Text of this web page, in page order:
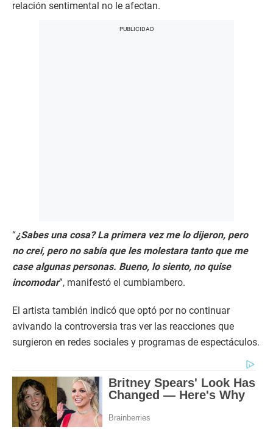
relación sentimental no le afectan.
“¿Sabes una cosa? La primera vez me lo dijeron, pero
no creí, pero no sabía que les molestara tanto que me
case algunas personas. Bueno, lo siento, no quise
incomodar”, manifestó el cumbiambero.
El artista también indicó que optó por no continuar
avivando la controversia tras ver las reacciones que
surgieron en redes sociales y programas de espectáculos.